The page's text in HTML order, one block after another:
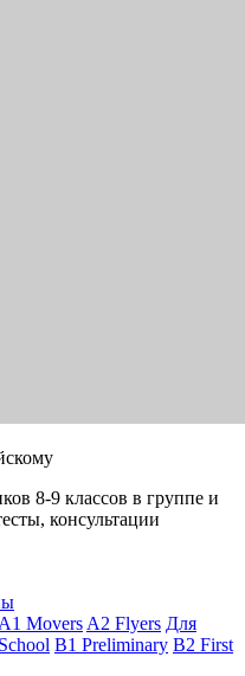
8-9 классов в группе и
консультации
A1 Movers A2 Flyers Для
B1 Preliminary B2 First